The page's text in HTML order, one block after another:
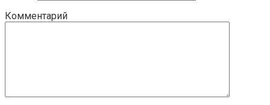
Комментарий